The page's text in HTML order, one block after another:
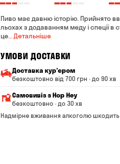
Пиво має давню історію. Прийнято
льохах з додаванням меду і спеції в
це… Детальніше
УМОВИ ДОСТАВКИ
Доставка курʼєром
безкоштовно від 700 грн · до 90 хв
Мінімальна сума всього
Вартість доставки залежить
Від 200 до 299 грн
Самовивіз з Hop Hey
безкоштовно · до 30 хв
Мінімальна сума всього
Надмірне вживання алкоголю